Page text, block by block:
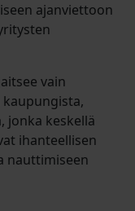
ajanviettoon
vain
jonka keskellä
ihanteellisen
nauttimiseen